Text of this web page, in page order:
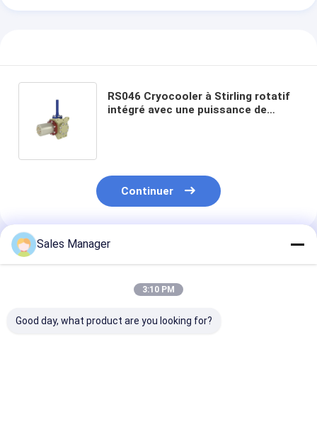
RS046 Cryocooler à Stirling rotatif
intégré avec une puissance de
Continuer
Produits Recommandés
Sales Manager
3:10 PM
Good day, what product are you looking for?